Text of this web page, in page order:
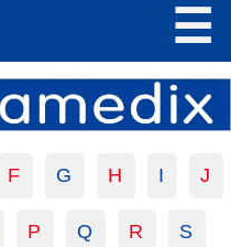
☰
F G H I J
P Q R S